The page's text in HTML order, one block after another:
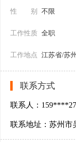
性 别 不限
工作性质 全职
工作地点 江苏省/苏
联系方式
联系人：
联系地址：苏州市